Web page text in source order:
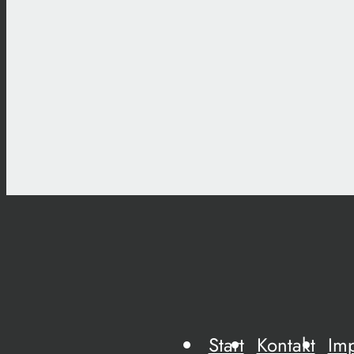
Start Kontakt